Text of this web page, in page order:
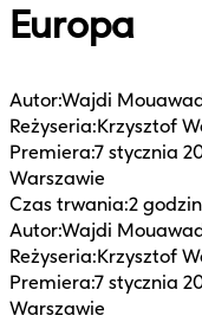
Europa
Autor:Wajdi Mouawad
Reżyseria:Krzysztof
Premiera:7 stycznia
Warszawie
Czas trwania:2
Autor:Wajdi Mouawad
Reżyseria:Krzysztof
Premiera:7 stycznia
Warszawie